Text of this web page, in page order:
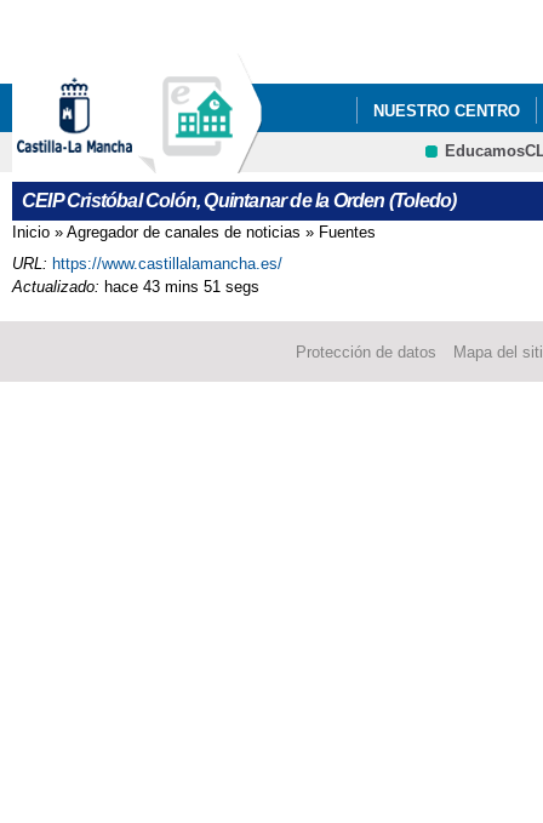
NUESTRO CENTRO
CRFP
CEIP Cristóbal Colón, Quintanar de la Orden (Toledo)
Se encuentra usted aquí
Inicio » Agregador de canales de noticias » Fuentes
URL: https://www.castillalamancha.es/
Actualizado: hace 43 mins 51 segs
Protección de datos Mapa del